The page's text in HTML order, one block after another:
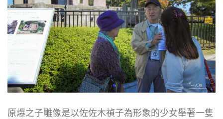
原爆之子雕像是以佐佐木禎子為形象的少女舉著一隻